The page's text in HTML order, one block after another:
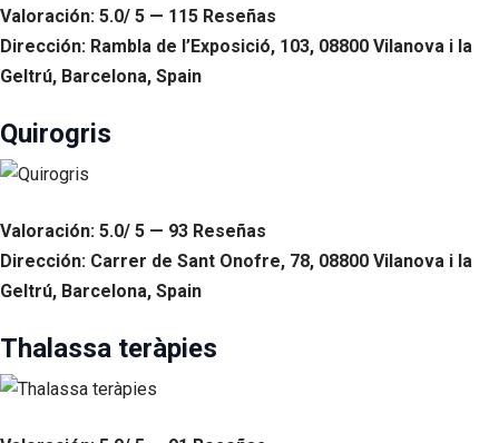
Valoración: 5.0/ 5 — 115 Reseñas
Dirección: Rambla de l’Exposició, 103, 08800 Vilanova i la
Geltrú, Barcelona, Spain
Quirogris
Valoración: 5.0/ 5 — 93 Reseñas
Dirección: Carrer de Sant Onofre, 78, 08800 Vilanova i la
Geltrú, Barcelona, Spain
Thalassa teràpies